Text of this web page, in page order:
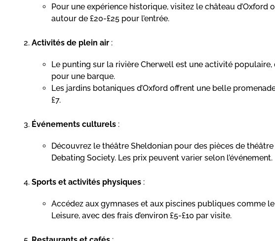
Pour une expérience historique, visitez le château d’Oxford
autour de £20-£25 pour l’entrée.
Activités de plein air :
Le punting sur la rivière Cherwell est une activité
pour une barque.
Les jardins botaniques d’Oxford offrent une belle
£7.
Événements culturels :
Découvrez le théâtre Sheldonian pour des pièces de
Debating Society. Les prix peuvent varier selon l’événement.
Sports et activités physiques :
Accédez aux gymnases et aux piscines publiques comme
Leisure, avec des frais d’environ £5-£10 par visite.